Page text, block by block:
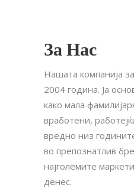
За Нас
Нашата компанија
2004 година. Ја
како мала
вработени,
вредно низ
во препознатлив
најголемите
денес.